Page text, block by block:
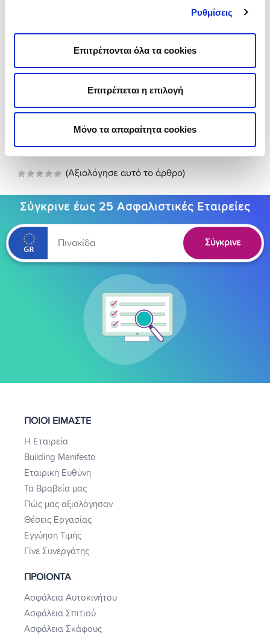
Ρυθμίσεις
Επιτρέπονται όλα τα cookies
Επιτρέπεται η επιλογή
Μόνο τα απαραίτητα cookies
περίπτωση ατυχήματος, ιατρικής ανάγκης ή
καθοδηγήσει.
Κόλλησες στο χιόνι: Μην πανικοβάλλεσαι.
Προσπάθησε να καθαρίσεις το χιόνι γύρω από
απεγκλωβιστείς, κάλεσε την οδική βοήθεια.
επιλογές γιαασφάλεια αυτοκινήτουκαι έκδοση
(Αξιολόγησε αυτό το άρθρο)
Σύγκρινε έως 25 Ασφαλιστικές Εταιρείες
Σύγκρινε
ΠΟΙΟΙ ΕΙΜΑΣΤΕ
Η Εταιρεία
Building Manifesto
Εταιρική Ευθύνη
Τα Βραβεία μας
Πώς μας αξιολόγησαν
Θέσεις Εργασίας
Εγγύηση Τιμής
Γίνε Συνεργάτης
ΠΡΟΙΟΝΤΑ
Ασφάλεια Αυτοκινήτου
Ασφάλεια Σπιτιού
Ασφάλεια Σκάφους